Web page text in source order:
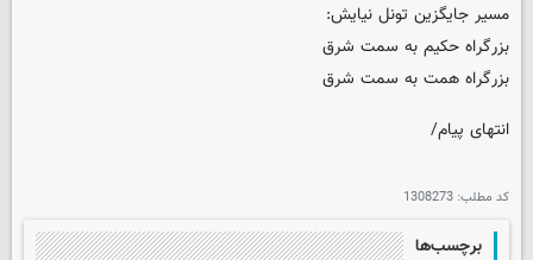
مسیر جایگزین تونل نیایش:
بزرگراه حکیم به سمت شرق
بزرگراه همت به سمت شرق
انتهای پیام/
کد مطلب: 1308273
برچسب‌ها